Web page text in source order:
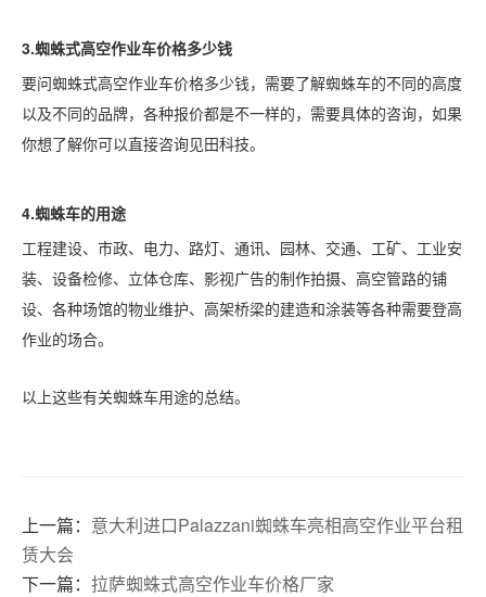
3.蜘蛛式高空作业车价格多少钱
要问蜘蛛式高空作业车价格多少钱，需要了解蜘蛛车的不同的高度
以及不同的品牌，各种报价都是不一样的，需要具体的咨询，如果
你想了解你可以直接咨询见田科技。
4.蜘蛛车的用途
工程建设、市政、电力、路灯、通讯、园林、交通、工矿、工业安
装、设备检修、立体仓库、影视广告的制作拍摄、高空管路的铺
设、各种场馆的物业维护、高架桥梁的建造和涂装等各种需要登高
作业的场合。
以上这些有关蜘蛛车用途的总结。
上一篇： 意大利进口Palazzani蜘蛛车亮相高空作业平台租
赁大会
下一篇： 拉萨蜘蛛式高空作业车价格厂家